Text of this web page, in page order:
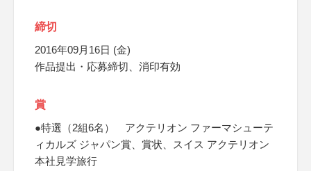
締切
2016年09月16日 (金)
作品提出・応募締切、消印有効
賞
●特選（2組6名） アクテリオン ファーマシューテ
ィカルズ ジャパン賞、賞状、スイス アクテリオン
本社見学旅行